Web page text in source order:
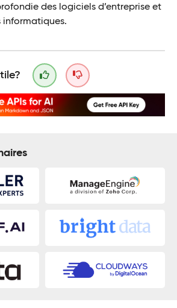
des logiciels d’entreprise et
informatiques.